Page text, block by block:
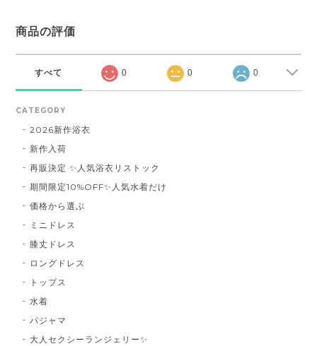
商品の評価
すべて 0 0 0
CATEGORY
2026新作浴衣
新作入荷
再販決定 ✨人気浴衣リストック
期間限定10%OFF✨人気水着だけ
価格から選ぶ
ミニドレス
膝丈ドレス
ロングドレス
トップス
水着
パジャマ
大人セクシーランジェリー✨